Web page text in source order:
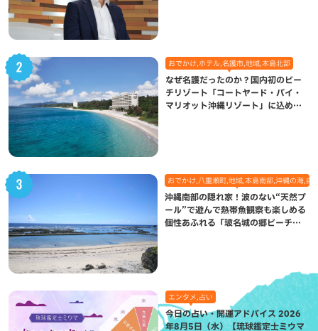
おでかけ,ホテル,名護市,地域,本島北部
なぜ名護だったのか？国内初のビー
チリゾート「コートヤード・バイ・
マリオット沖縄リゾート」に込めら
おでかけ,八重瀬町,地域,本島南部,沖縄の海,自
沖縄南部の隠れ家！波のない“天然プ
ール”で遊んで熱帯魚観察も楽しめる
個性あふれる「玻名城の郷ビーチ」
エンタメ,占い
今日の占い・開運アドバイス 2026
年8月5日（水）【琉球鑑定士ミウマ